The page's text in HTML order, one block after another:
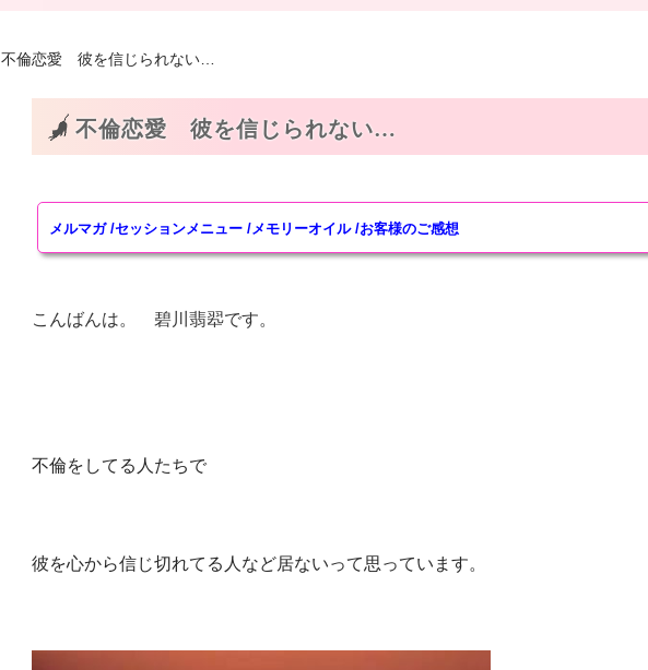
不倫恋愛 彼を信じられない…
不倫恋愛 彼を信じられない…
メルマガ /セッションメニュー /メモリーオイル /お客様のご感想
こんばんは。 碧川翡翆です。
不倫をしてる人たちで
彼を心から信じ切れてる人など居ないって思っています。